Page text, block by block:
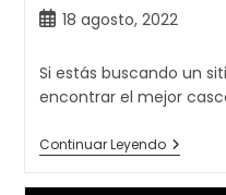
Publicación
la
entrada:
18 agosto, 2022
Si estás buscando un
encontrar el mejor
Continuar LeyendoLos
7